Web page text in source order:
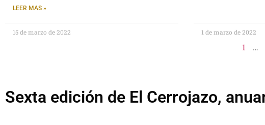
LEER MAS »
15 de marzo de 2022 1 de marzo de 2022
1 …
Sexta edición de El Cerrojazo,